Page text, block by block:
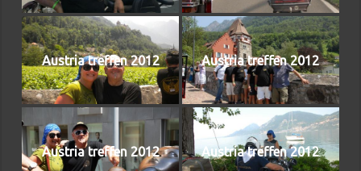
Austria treffen 2012 Austria treffen 2012
Austria treffen 2012 Austria treffen 2012